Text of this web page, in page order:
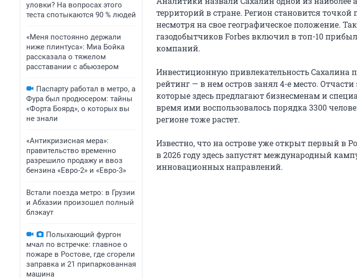
уловки? На вопросах этого
теста спотыкаются 90 % людей
«Меня постоянно держали
ниже плинтуса»: Миа Бойка
рассказала о тяжелом
расставании с абьюзером
Паспарту работал в метро, а
Фура был продюсером: тайны
«Форта Боярд», о которых вы
не знали
«Антикризисная мера»:
правительство временно
разрешило продажу и ввоз
бензина «Евро-2» и «Евро-3»
Встали поезда метро: в Грузии
и Абхазии произошел полный
блэкаут
Полыхающий фургон
мчал по встречке: главное о
пожаре в Ростове, где сгорели
заправка и 21 припаркованная
машина
территорий в стране. Регион становится
несмотря на свое географическое положение.
газодобытчиков Forbes включил в топ-10
компаний.
Инвестиционную привлекательность Сахалина
рейтинг — в нем остров занял 4-е место.
которые здесь предлагают бизнесменам и
время ими воспользовалось порядка 3300
регионе тоже растет.
Известно, что на острове уже открыт первый в
в 2026 году здесь запустят международный
инновационных направлений.